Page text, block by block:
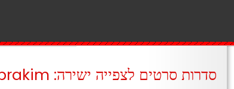
סדרות סרטים לצפייה ישירה: prakim